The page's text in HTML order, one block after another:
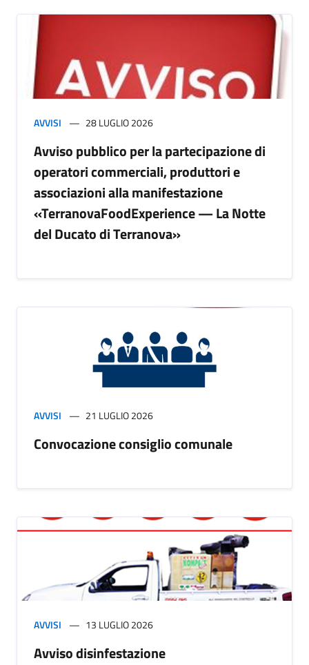
AVVISI 28 LUGLIO 2026
Avviso pubblico per la partecipazione di
operatori commerciali, produttori e
associazioni alla manifestazione
«TerranovaFoodExperience — La Notte
del Ducato di Terranova»
AVVISI 21 LUGLIO 2026
Convocazione consiglio comunale
AVVISI 13 LUGLIO 2026
Avviso disinfestazione